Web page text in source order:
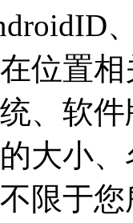
位置
、软
大小
限于